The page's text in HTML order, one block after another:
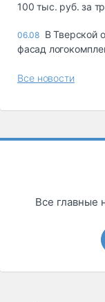
100 тыс. руб. за
06.08 В Тверской
фасад
Все новости
Все главные